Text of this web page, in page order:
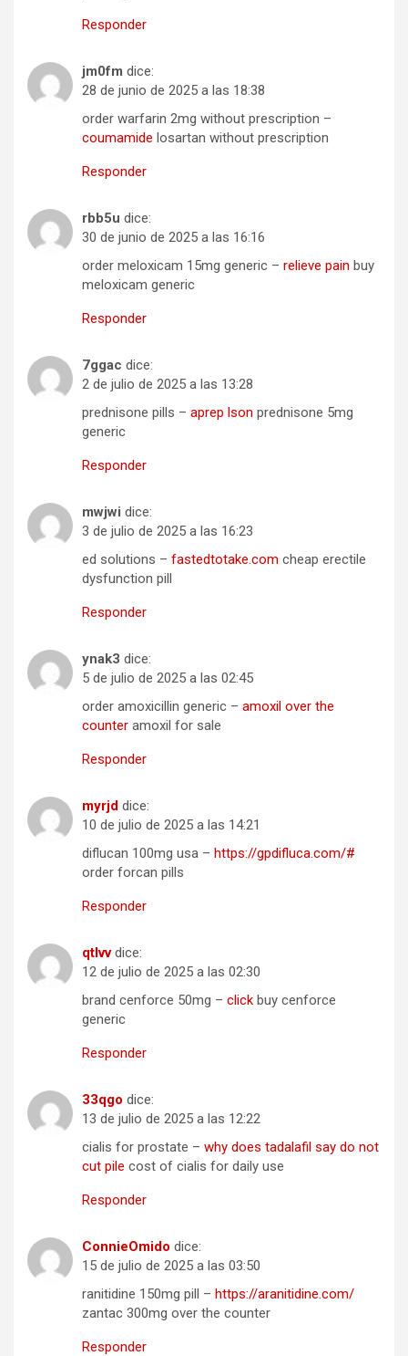
Responder
jm0fm dice:
28 de junio de 2025 a las 18:38
order warfarin 2mg without prescription –
coumamide losartan without prescription
Responder
rbb5u dice:
30 de junio de 2025 a las 16:16
order meloxicam 15mg generic – relieve pain buy
meloxicam generic
Responder
7ggac dice:
2 de julio de 2025 a las 13:28
prednisone pills – aprep lson prednisone 5mg
generic
Responder
mwjwi dice:
3 de julio de 2025 a las 16:23
ed solutions – fastedtotake.com cheap erectile
dysfunction pill
Responder
ynak3 dice:
5 de julio de 2025 a las 02:45
order amoxicillin generic – amoxil over the
counter amoxil for sale
Responder
myrjd dice:
10 de julio de 2025 a las 14:21
diflucan 100mg usa – https://gpdifluca.com/#
order forcan pills
Responder
qtlvv dice:
12 de julio de 2025 a las 02:30
brand cenforce 50mg – click buy cenforce
generic
Responder
33qgo dice:
13 de julio de 2025 a las 12:22
cialis for prostate – why does tadalafil say do not
cut pile cost of cialis for daily use
Responder
ConnieOmido dice:
15 de julio de 2025 a las 03:50
ranitidine 150mg pill – https://aranitidine.com/
zantac 300mg over the counter
Responder